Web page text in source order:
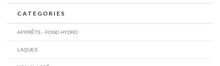
CATEGORIES
APPRÊTS - FOND HYDRO
LAQUES